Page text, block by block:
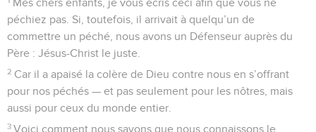
Mes chers enfants, je vous écris ceci afin que vous ne
péchiez pas. Si, toutefois, il arrivait à quelqu’un de
commettre un péché, nous avons un Défenseur auprès du
Père : Jésus-Christ le juste.
2 Car il a apaisé la colère de Dieu contre nous en s’offrant
pour nos péchés — et pas seulement pour les nôtres, mais
aussi pour ceux du monde entier.
3 Voici comment nous savons que nous connaissons le